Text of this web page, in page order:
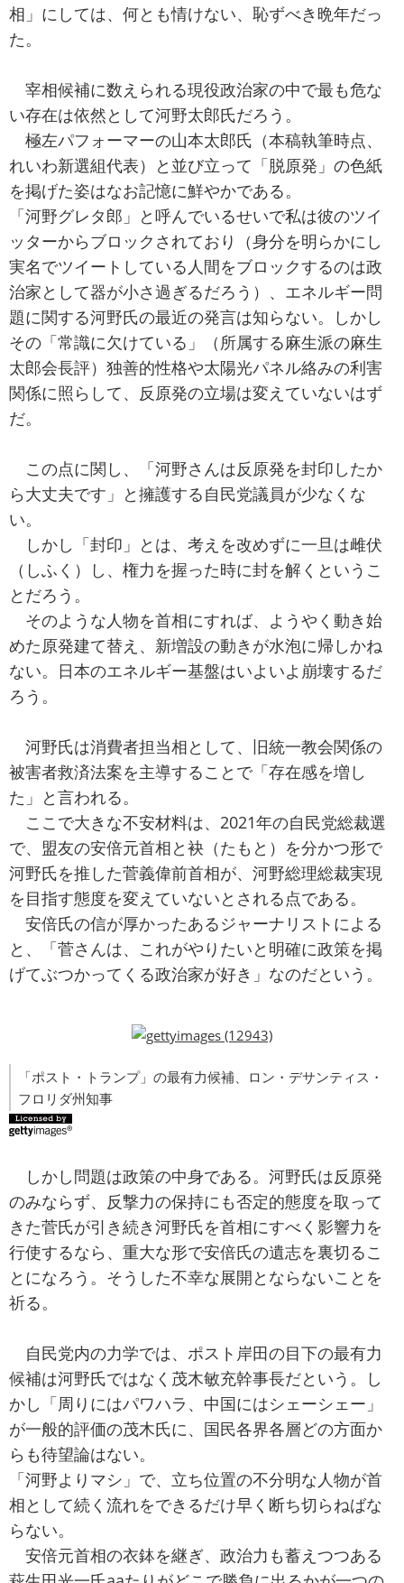
相」にしては、何とも情けない、恥ずべき晩年だっ
た。
宰相候補に数えられる現役政治家の中で最も危な
い存在は依然として河野太郎氏だろう。
極左パフォーマーの山本太郎氏（本稿執筆時点、
れいわ新選組代表）と並び立って「脱原発」の色紙
を掲げた姿はなお記憶に鮮やかである。
「河野グレタ郎」と呼んでいるせいで私は彼のツイ
ッターからブロックされており（身分を明らかにし
実名でツイートしている人間をブロックするのは政
治家として器が小さ過ぎるだろう）、エネルギー問
題に関する河野氏の最近の発言は知らない。しかし
その「常識に欠けている」（所属する麻生派の麻生
太郎会長評）独善的性格や太陽光パネル絡みの利害
関係に照らして、反原発の立場は変えていないはず
だ。
この点に関し、「河野さんは反原発を封印したか
ら大丈夫です」と擁護する自民党議員が少なくな
い。
しかし「封印」とは、考えを改めずに一旦は雌伏
（しふく）し、権力を握った時に封を解くというこ
とだろう。
そのような人物を首相にすれば、ようやく動き始
めた原発建て替え、新増設の動きが水泡に帰しかね
ない。日本のエネルギー基盤はいよいよ崩壊するだ
ろう。
河野氏は消費者担当相として、旧統一教会関係の
被害者救済法案を主導することで「存在感を増し
た」と言われる。
ここで大きな不安材料は、2021年の自民党総裁選
で、盟友の安倍元首相と袂（たもと）を分かつ形で
河野氏を推した菅義偉前首相が、河野総理総裁実現
を目指す態度を変えていないとされる点である。
安倍氏の信が厚かったあるジャーナリストによる
と、「菅さんは、これがやりたいと明確に政策を掲
げてぶつかってくる政治家が好き」なのだという。
「ポスト・トランプ」の最有力候補、ロン・デサンティス・
フロリダ州知事
しかし問題は政策の中身である。河野氏は反原発
のみならず、反撃力の保持にも否定的態度を取って
きた菅氏が引き続き河野氏を首相にすべく影響力を
行使するなら、重大な形で安倍氏の遺志を裏切るこ
とになろう。そうした不幸な展開とならないことを
祈る。
自民党内の力学では、ポスト岸田の目下の最有力
候補は河野氏ではなく茂木敏充幹事長だという。し
かし「周りにはパワハラ、中国にはシェーシェー」
が一般的評価の茂木氏に、国民各界各層どの方面か
らも待望論はない。
「河野よりマシ」で、立ち位置の不分明な人物が首
相として続く流れをできるだけ早く断ち切らねばな
らない。
安倍元首相の衣鉢を継ぎ、政治力も蓄えつつある